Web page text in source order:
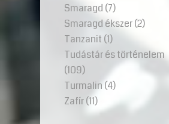
Smaragd (7)
Smaragd ékszer(2)
Tanzanit (1)
Tudástár és történelem
(109)
Turmalin (4)
Zafír(11)